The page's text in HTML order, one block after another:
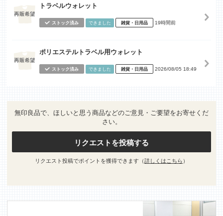
トラベルウォレット
ストック済み できました 雑貨・日用品 19時間前
ポリエステルトラベル用ウォレット
ストック済み できました 雑貨・日用品 2026/08/05 18:49
無印良品で、ほしいと思う商品などのご意見・ご要望をお寄せくだ
さい。
リクエストを投稿する
リクエスト投稿でポイントを獲得できます（詳しくはこちら ）